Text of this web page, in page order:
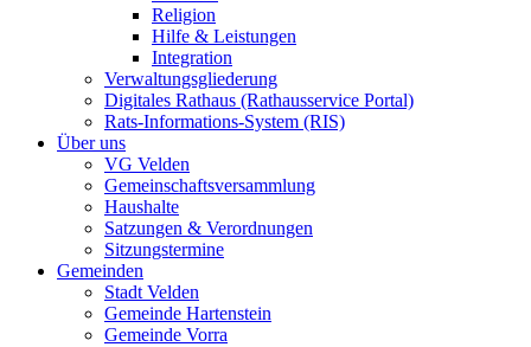
Religion
Hilfe & Leistungen
Integration
Verwaltungsgliederung
Digitales Rathaus (Rathausservice Portal)
Rats-Informations-System (RIS)
Über uns
VG Velden
Gemeinschaftsversammlung
Haushalte
Satzungen & Verordnungen
Sitzungstermine
Gemeinden
Stadt Velden
Gemeinde Hartenstein
Gemeinde Vorra